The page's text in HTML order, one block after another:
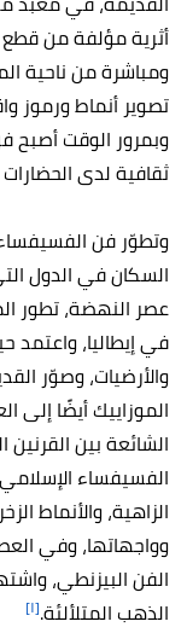
أثرية مؤلفة من قطع
ومباشرة من ناحية
تصوير أنماط ورموز
وبمرور الوقت أصبح
ثقافية لدى
وتطوّر فن
السكان في الدول
عصر النهضة، تطور
في إيطاليا،
والأرضيات، وصوّر
الموزاييك أيضًا إلى
الشائعة بين القرنين
الفسيفساء الإسلامي
الزاهية، والأنماط
وواجهاتها، وفي
الفن البيزنطي،
الذهب المتلألئة.[١]